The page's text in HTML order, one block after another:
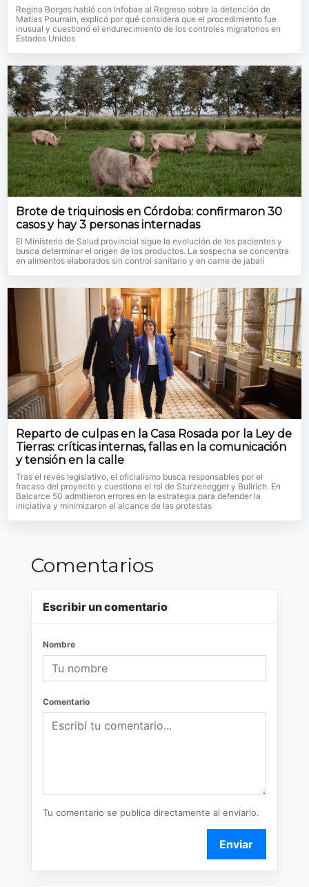
Regina Borges habló con Infobae al Regreso sobre la detención de
Matías Pourrain, explicó por qué considera que el procedimiento fue
inusual y cuestionó el endurecimiento de los controles migratorios en
Estados Unidos
Brote de triquinosis en Córdoba: confirmaron 30
casos y hay 3 personas internadas
El Ministerio de Salud provincial sigue la evolución de los pacientes y
busca determinar el origen de los productos. La sospecha se concentra
en alimentos elaborados sin control sanitario y en carne de jabalí
Reparto de culpas en la Casa Rosada por la Ley de
Tierras: críticas internas, fallas en la comunicación
y tensión en la calle
Tras el revés legislativo, el oficialismo busca responsables por el
fracaso del proyecto y cuestiona el rol de Sturzenegger y Bullrich. En
Balcarce 50 admitieron errores en la estrategia para defender la
iniciativa y minimizaron el alcance de las protestas
Comentarios
Escribir un comentario
Nombre
Comentario
Tu comentario se publica directamente al enviarlo.
Enviar